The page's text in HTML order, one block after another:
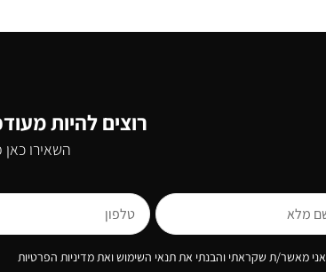
רוצים להיות
השאירו
אני מאשר/ת שקראתי והבנתי את תנאי השימוש ואת מדיניות הפרטיות